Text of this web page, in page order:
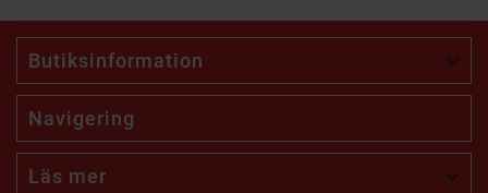
Butiksinformation 
Navigering
Läs mer 